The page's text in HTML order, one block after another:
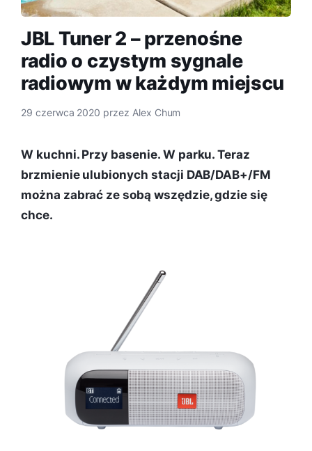
JBL Tuner 2 – przenośne
radio o czystym sygnale
radiowym w każdym miejscu
29 czerwca 2020 przez Alex Chum
W kuchni. Przy basenie. W parku. Teraz
brzmienie ulubionych stacji DAB/DAB+/FM
można zabrać ze sobą wszędzie, gdzie się
chce.